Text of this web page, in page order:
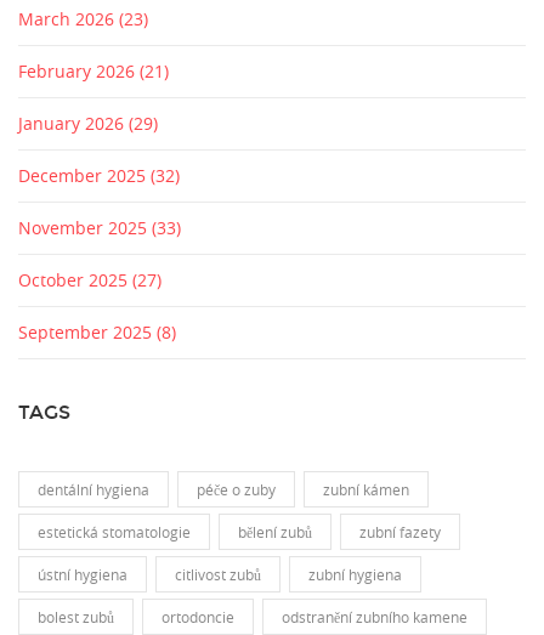
March 2026 (23)
February 2026 (21)
January 2026 (29)
December 2025 (32)
November 2025 (33)
October 2025 (27)
September 2025 (8)
TAGS
dentální hygiena péče o zuby zubní kámen
estetická stomatologie bělení zubů zubní fazety
ústní hygiena citlivost zubů zubní hygiena
bolest zubů ortodoncie odstranění zubního kamene